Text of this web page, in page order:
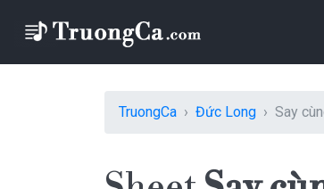
TruongCa Đức Long Say